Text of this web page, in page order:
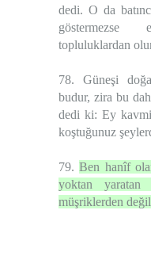
dedi. O da
topluluklardan
78. Güneşi
budur, zira bu
dedi ki: Ey
koştuğunuz
79.Ben hanîf
yoktan
müşriklerden